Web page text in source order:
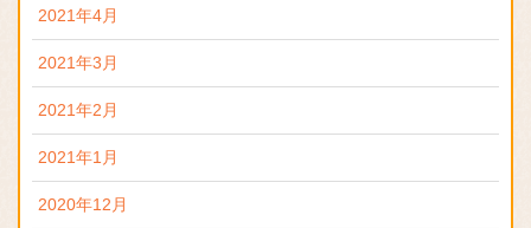
2021年4月
2021年3月
2021年2月
2021年1月
2020年12月